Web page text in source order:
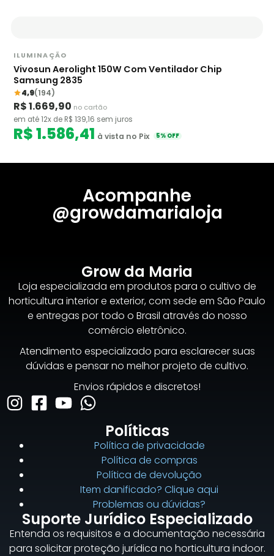
ILUMINAÇÃO
Vivosun Aerolight 150W Com Ventilador Chip
Samsung 2835
4,9(194)
R$ 1.669,90 no cartão
em até 12x de R$ 139,16 sem juros
R$ 1.586,41 à vista no Pix 5% OFF
Acompanhe
@growdamarialoja
Grow da Maria
Loja especializada em produtos para o cultivo de
horticultura interior e exterior, com sede em São Paulo
e entregas por todo o Brasil através do nosso
comércio eletrônico.
Atendimento especializado para esclarecer suas
dúvidas e pensar no melhor projeto de cultivo.
Envios rápidos e discretos!
Políticas
Política de privacidade
Política de compras
Política de devolução
Item danificado? Clique aqui
Problemas ou dúvidas?
Suporte Jurídico Especializado
Entenda os requisitos e a documentação necessária
para solicitar proteção jurídica no horticultura indoor.